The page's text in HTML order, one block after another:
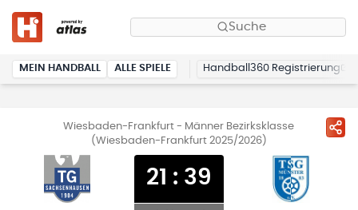
Suche
MEIN HANDBALL ALLE SPIELE Handball360 Registrierung
Wiesbaden-Frankfurt - Männer Bezirksklasse
(Wiesbaden-Frankfurt 2025/2026)
21 : 39